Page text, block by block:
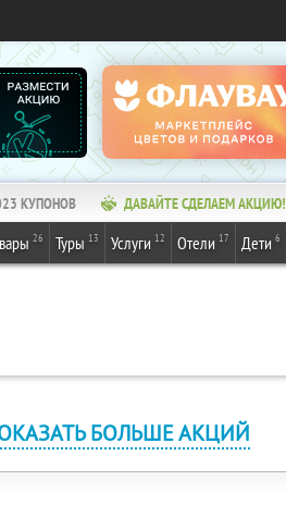
КУПОНОВ ДАВАЙТЕ СДЕЛАЕМ АКЦИЮ!
26 Туры 13 Услуги 12 Отели 17 Дети 6
БОЛЬШЕ АКЦИЙ